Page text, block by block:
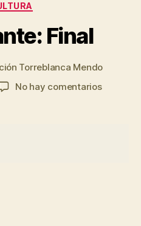
Categorías
Final
Torreblanca Mendo
No hay comentariosen